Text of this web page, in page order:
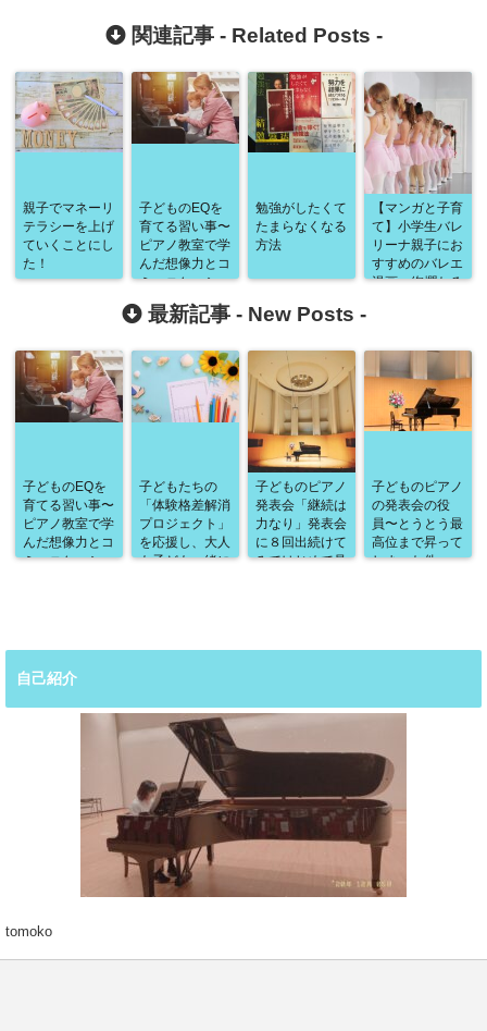
関連記事 - Related Posts -
親子でマネーリ
テラシーを上げ
ていくことにし
た！
子どものEQを
育てる習い事〜
ピアノ教室で学
んだ想像力とコ
ミュニケーショ
ン能力の高め
方〜
勉強がしたくて
たまらなくなる
方法
【マンガと子育
て】小学生バレ
リーナ親子にお
すすめのバレエ
漫画～絢爛たる
最新記事 - New Posts -
子どものEQを
育てる習い事〜
ピアノ教室で学
んだ想像力とコ
ミュニケーショ
子どもたちの
「体験格差解消
プロジェクト」
を応援し、大人
も子ども一緒に
子どものピアノ
発表会「継続は
力なり」発表会
に８回出続けて
みてはじめて見
子どものピアノ
の発表会の役
員〜とうとう最
高位まで昇って
しまった件〜
自己紹介
tomoko